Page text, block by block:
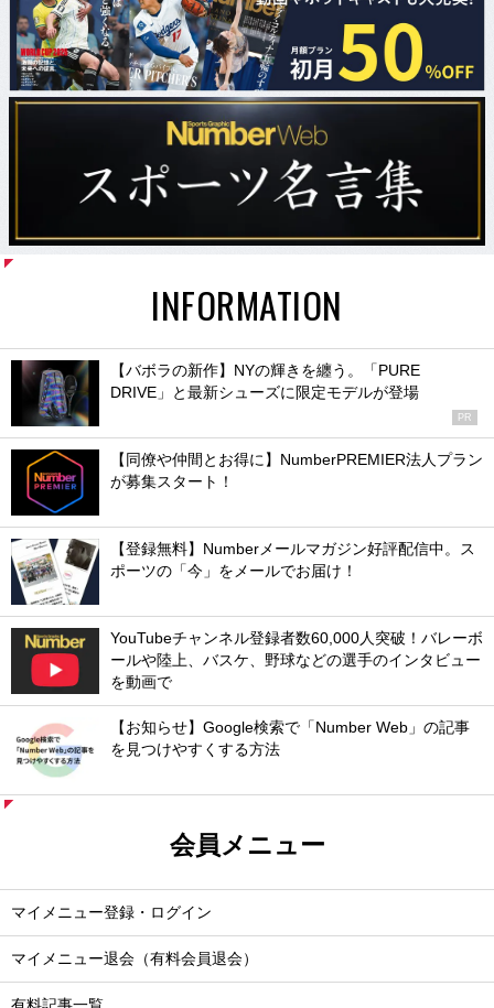
INFORMATION
【バボラの新作】NYの輝きを纏う。「PURE
DRIVE」と最新シューズに限定モデルが登場
PR
【同僚や仲間とお得に】NumberPREMIER法人プラン
が募集スタート！
【登録無料】Numberメールマガジン好評配信中。ス
ポーツの「今」をメールでお届け！
YouTubeチャンネル登録者数60,000人突破！バレーボ
ールや陸上、バスケ、野球などの選手のインタビュー
を動画で
【お知らせ】Google検索で「Number Web」の記事
を見つけやすくする方法
会員メニュー
マイメニュー登録・ログイン
マイメニュー退会（有料会員退会）